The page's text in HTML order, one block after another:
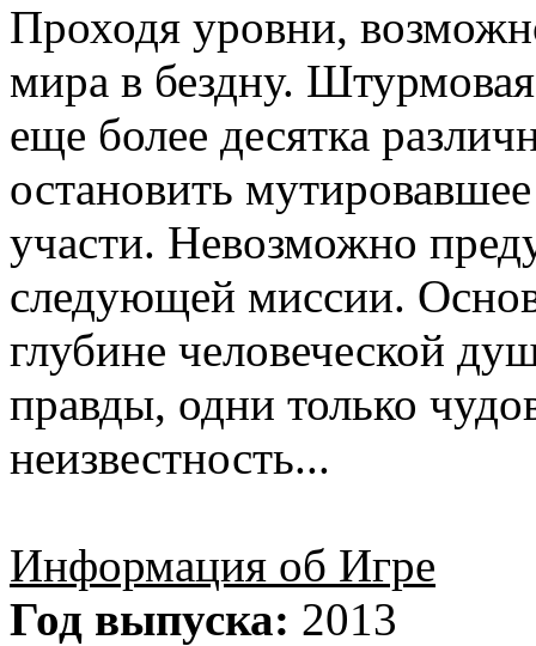
Проходя уровни,
мира в бездну.
еще более десятка
остановить
участи. Невозможно
следующей миссии.
глубине человеческой
правды, одни только
неизвестность...
Информация об Игре
Год выпуска: 2013